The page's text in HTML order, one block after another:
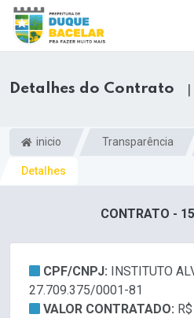
Detalhes do Contrato |
inicio Transparência
Detalhes
CONTRATO -
CPF/CNPJ:
INSTITUTO
27.709.375/0001-81
VALOR CONTRATADO: